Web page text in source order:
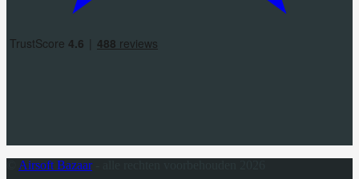
Airsoft Bazaar- alle rechten voorbehouden 2026